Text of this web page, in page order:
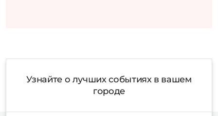
Узнайте о лучших событиях в вашем
городе